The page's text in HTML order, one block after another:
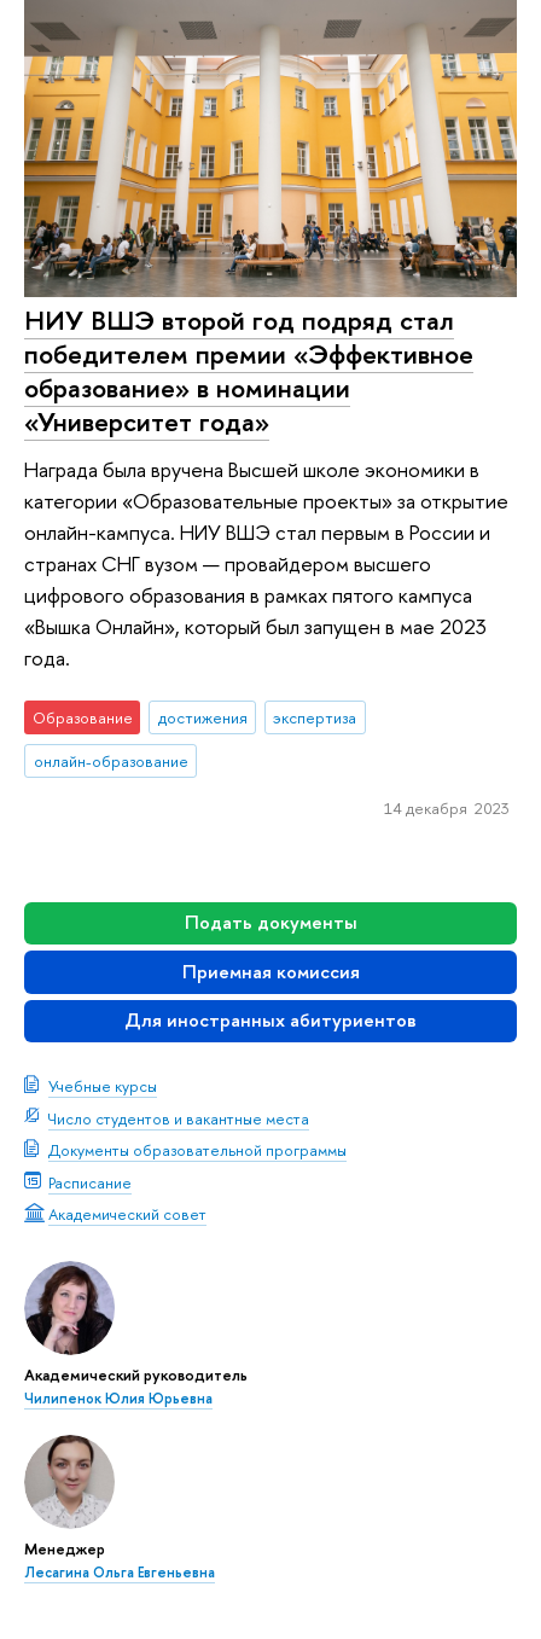
Подать документы
Приемная комиссия
Для иностранных абитуриентов
Учебные курсы
Число студентов и вакантные места
Документы образовательной программы
Расписание
Академический совет
Академический руководитель
Чилипенок Юлия Юрьевна
Менеджер
Лесагина Ольга Евгеньевна
НИУ ВШЭ второй год подряд стал
победителем премии «Эффективное
образование» в номинации
«Университет года»
Награда была вручена Высшей школе экономики в
категории «Образовательные проекты» за открытие
онлайн-кампуса. НИУ ВШЭ стал первым в России и
странах СНГ вузом — провайдером высшего
цифрового образования в рамках пятого кампуса
«Вышка Онлайн», который был запущен в мае 2023
года.
Образование достижения
экспертиза
онлайн-образование
14 декабря 2023